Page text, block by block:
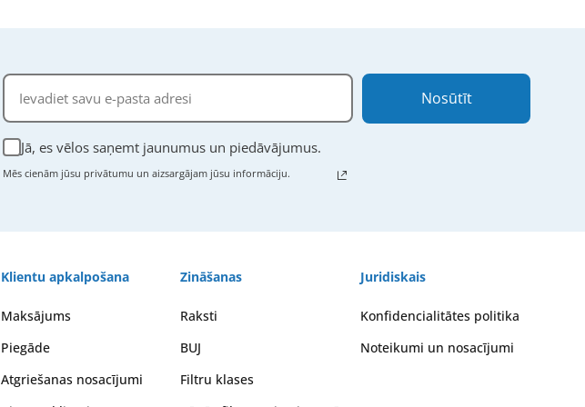
Jā, es vēlos saņemt jaunumus un piedāvājumus.
Mēs cienām jūsu privātumu un aizsargājam jūsu informāciju.
Nosūtīt
Klientu apkalpošana
Maksājums
Piegāde
Atgriešanas nosacījumi
Zināšanas
Raksti
BUJ
Filtru klases
Juridiskais
Konfidencialitātes politika
Noteikumi un nosacījumi